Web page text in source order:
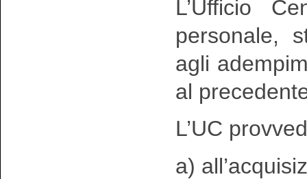
L’Ufficio
personale,
agli
al
L’UC
a)